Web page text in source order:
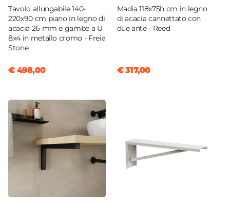
Tavolo allungabile 140-
220x90 cm piano in legno di
acacia 26 mm e gambe a U
8x4 in metallo cromo - Freia
Stone
€ 498,00
Madia 118x75h cm in legno
di acacia cannettato con
due ante - Reed
€ 317,00